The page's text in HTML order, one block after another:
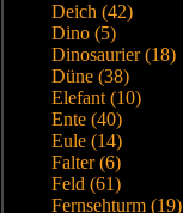
Deich (42)
Dino (5)
Dinosaurier (18)
Düne (38)
Elefant (10)
Ente (40)
Eule (14)
Falter (6)
Feld (61)
Fernsehturm (19)